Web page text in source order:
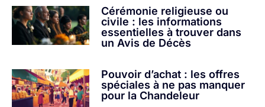
Cérémonie religieuse ou
civile : les informations
essentielles à trouver dans
un Avis de Décès
Pouvoir d’achat : les offres
spéciales à ne pas manquer
pour la Chandeleur